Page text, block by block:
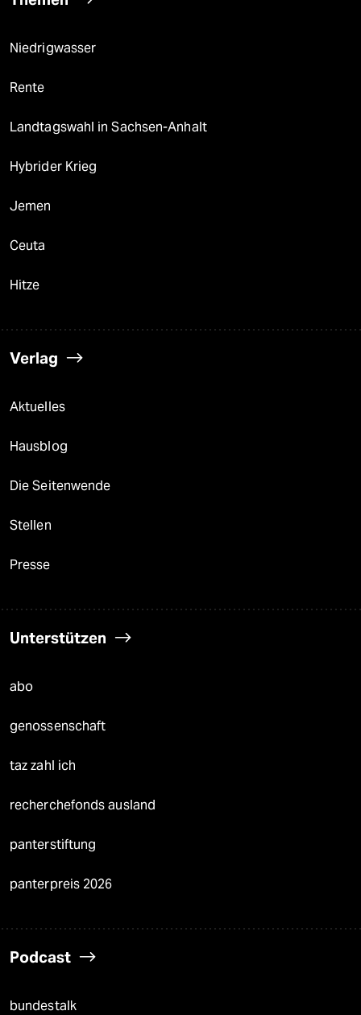
Niedrigwasser
Rente
Landtagswahl in Sachsen-Anhalt
Hybrider Krieg
Jemen
Ceuta
Hitze
Verlag
Aktuelles
Hausblog
Die Seitenwende
Stellen
Presse
Unterstützen
abo
genossenschaft
taz zahl ich
recherchefonds ausland
panterstiftung
panterpreis 2026
Podcast
bundestalk